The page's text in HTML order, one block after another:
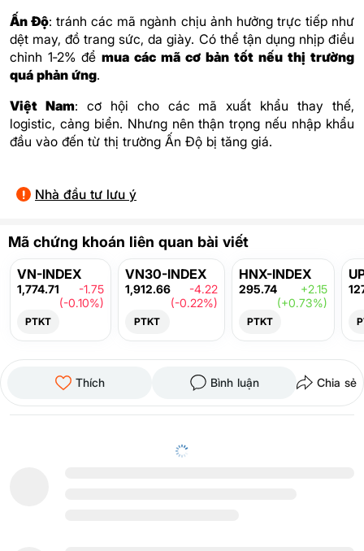
Ấn Độ: tránh các mã ngành chịu ảnh hưởng trực tiếp như
dệt may, đồ trang sức, da giày. Có thể tận dụng nhịp điều
chỉnh 1‑2% để mua các mã cơ bản tốt nếu thị trường
quá phản ứng.
Việt Nam: cơ hội cho các mã xuất khẩu thay thế,
logistic, cảng biển. Nhưng nên thận trọng nếu nhập khẩu
đầu vào đến từ thị trường Ấn Độ bị tăng giá.
Nhà đầu tư lưu ý
Mã chứng khoán liên quan bài viết
VN-INDEX
1,774.71
-1.75
(-0.10%)
PTKT
VN30-INDEX
1,912.66
-4.22
(-0.22%)
PTKT
HNX-INDEX
295.74
+2.15
(+0.73%)
PTKT
Thích Bình luận Chia sẻ